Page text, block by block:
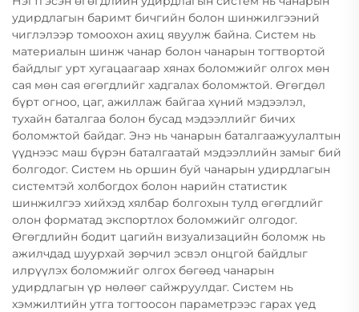
удирдлагын баримт бичгийн болон шинжилгээний
чиглэлээр томоохон ахиц явуулж байна. Систем нь
материалын шинж чанар болон чанарын тогтвортой
байдлыг урт хугацаагаар хянах боломжийг олгох мөн
сая мөн сая өгөгдлийг хадгалах боломжтой. Өгөгдөл
бүрт огноо, цаг, ажиллаж байгаа хүний мэдээлэл,
тухайн баталгаа болон бусад мэдээллийг бичих
боломжтой байдаг. Энэ нь чанарын баталгаажуулалтын
үүднээс маш бүрэн баталгаатай мэдээллийн замыг бий
болгодог. Систем нь оршин буй чанарын удирдлагын
системтэй холбогдох болон нарийн статистик
шинжилгээ хийхэд хялбар болгохын тулд өгөгдлийг
олон форматад экспортлох боломжийг олгодог.
Өгөгдлийн бодит цагийн визуализацийн боломж нь
ажилчдад шуурхай зөрчил эсвэл онцгой байдлыг
илрүүлэх боломжийг олгох бөгөөд чанарын
удирдлагын үр нөлөөг сайжруулдаг. Систем нь
хэмжилтийн утга тогтоосон параметрээс гарах үед